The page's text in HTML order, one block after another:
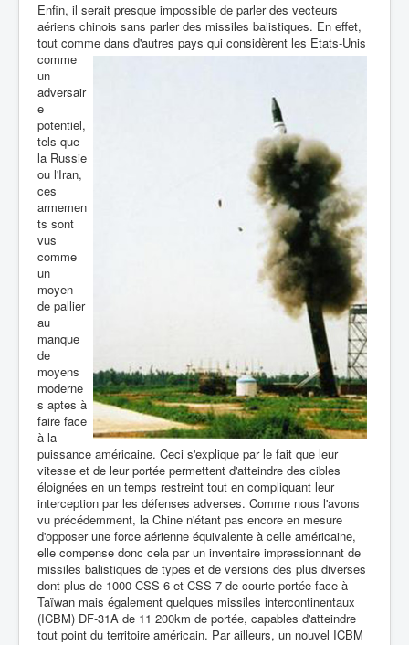
Enfin, il serait presque impossible de parler des vecteurs
aériens chinois sans parler des missiles balistiques. En effet,
tout comme dans d'autres pays qui considèrent les Etats-Unis
comme
un
adversair
e
potentiel,
tels que
la Russie
ou l'Iran,
ces
armemen
ts sont
vus
comme
un
moyen
de pallier
au
manque
de
moyens
moderne
s aptes à
faire face
à la
puissance américaine. Ceci s'explique par le fait que leur
vitesse et de leur portée permettent d'atteindre des cibles
éloignées en un temps restreint tout en compliquant leur
interception par les défenses adverses. Comme nous l'avons
vu précédemment, la Chine n'étant pas encore en mesure
d'opposer une force aérienne équivalente à celle américaine,
elle compense donc cela par un inventaire impressionnant de
missiles balistiques de types et de versions des plus diverses
dont plus de 1000 CSS-6 et CSS-7 de courte portée face à
Taïwan mais également quelques missiles intercontinentaux
(ICBM) DF-31A de 11 200km de portée, capables d'atteindre
tout point du territoire américain. Par ailleurs, un nouvel ICBM